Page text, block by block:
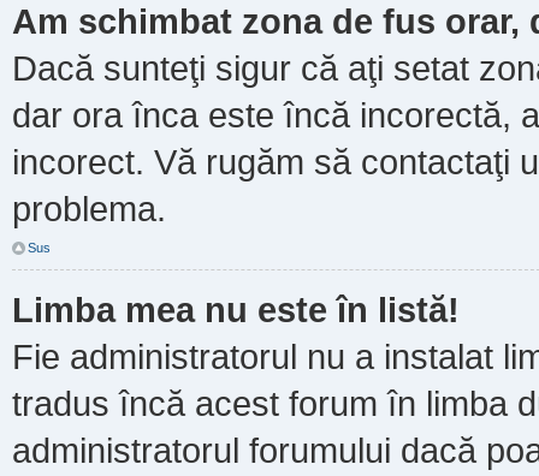
Am schimbat zona de fus orar,
Dacă sunteţi sigur că aţi setat
dar ora înca este încă incorectă,
incorect. Vă rugăm să contactaţi
problema.
Sus
Limba mea nu este în listă!
Fie administratorul nu a instalat
tradus încă acest forum în limba
administratorul forumului dacă